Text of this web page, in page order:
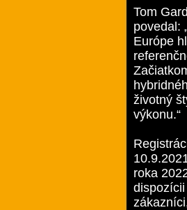
Tom
povedal:
Európe
životný
výkonu.“
roka